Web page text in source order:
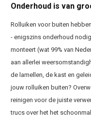
Onderhoud is van
Rolluiken voor buiten
- enigszins onderhoud
monteert (wat 99% van
aan allerlei
de lamellen, de kast en
jouw rolluiken buiten?
reinigen voor de juiste
trucs over het het